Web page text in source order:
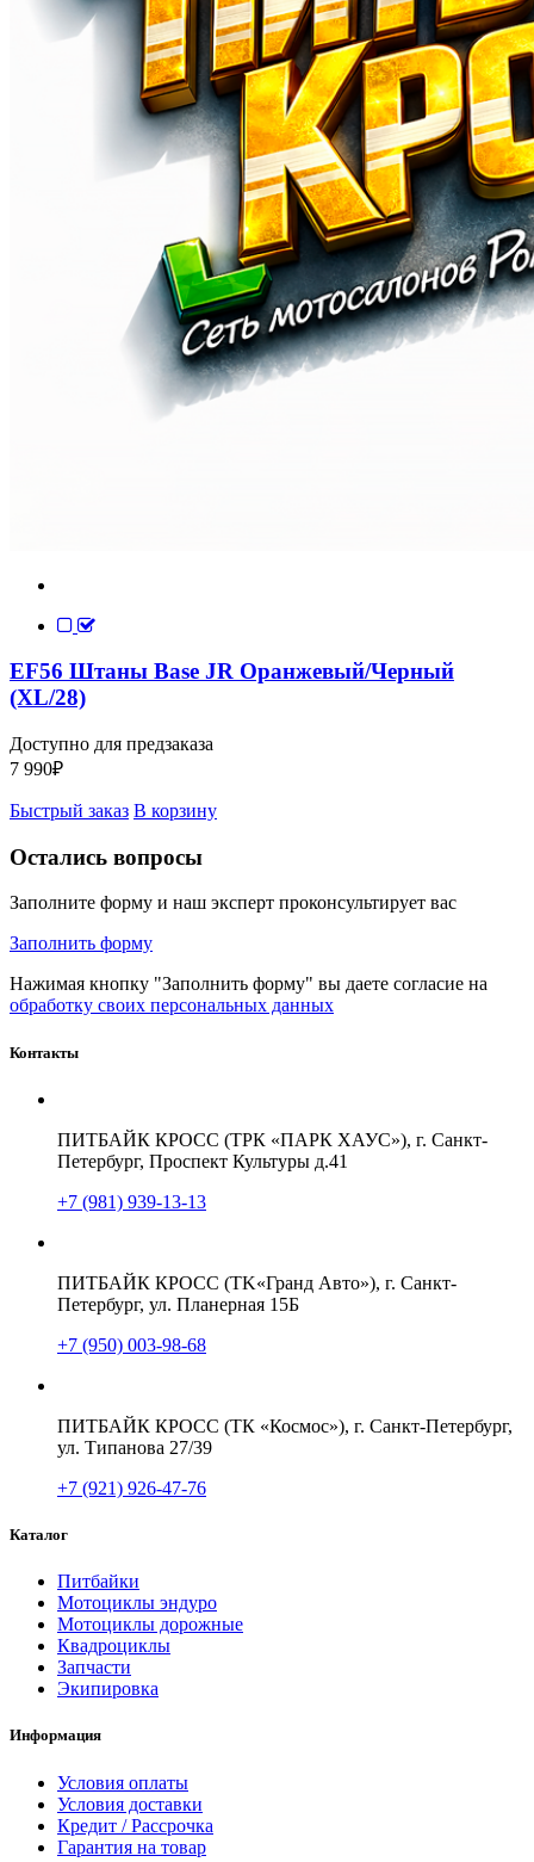
EF56 Штаны Base JR Оранжевый/Черный
(XL/28)
Доступно для предзаказа
7 990₽
Быстрый заказ В корзину
Остались вопросы
Заполните форму и наш эксперт проконсультирует вас
Заполнить форму
Нажимая кнопку "Заполнить форму" вы даете согласие на
обработку своих персональных данных
Контакты
ПИТБАЙК КРОСС (ТРК «ПАРК ХАУС»), г. Санкт-
Петербург, Проспект Культуры д.41
+7 (981) 939-13-13
ПИТБАЙК КРОСС (TK«Гранд Авто»), г. Санкт-
Петербург, ул. Планерная 15Б
+7 (950) 003-98-68
ПИТБАЙК КРОСС (ТК «Космос»), г. Санкт-Петербург,
ул. Типанова 27/39
+7 (921) 926-47-76
Каталог
Питбайки
Мотоциклы эндуро
Мотоциклы дорожные
Квадроциклы
Запчасти
Экипировка
Информация
Условия оплаты
Условия доставки
Кредит / Рассрочка
Гарантия на товар